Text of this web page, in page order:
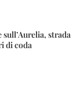
strada
di coda